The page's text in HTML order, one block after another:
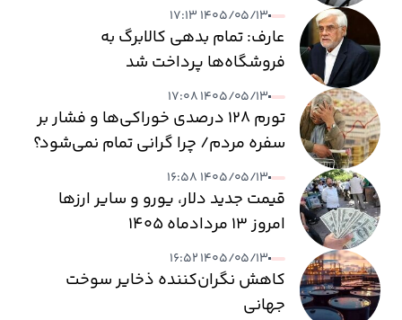
می‌رسد
۱۴۰۵/۰۵/۱۳ ۱۷:۱۳
عارف: تمام بدهی کالابرگ به
فروشگاه‌ها پرداخت شد
۱۴۰۵/۰۵/۱۳ ۱۷:۰۸
تورم ۱۲۸ درصدی خوراکی‌ها و فشار بر
سفره مردم/ چرا گرانی تمام نمی‌شود؟
۱۴۰۵/۰۵/۱۳ ۱۶:۵۸
قیمت جدید دلار، یورو و سایر ارزها
امروز ۱۳ مردادماه ۱۴۰۵
۱۴۰۵/۰۵/۱۳ ۱۶:۵۲
کاهش نگران‌کننده ذخایر سوخت
جهانی